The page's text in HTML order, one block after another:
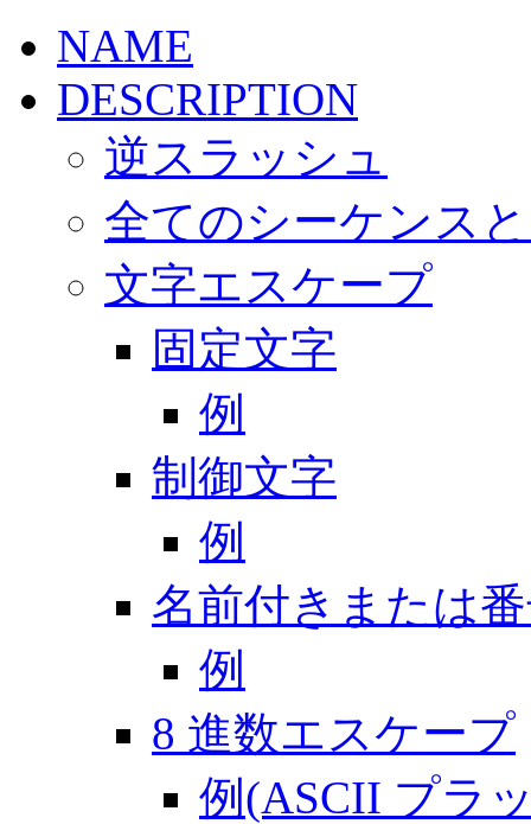
NAME
DESCRIPTION
逆スラッシュ
全てのシーケンス
文字エスケープ
固定文字
例
制御文字
例
名前付きまたは
例
8 進数エスケープ
例(ASCII プラ